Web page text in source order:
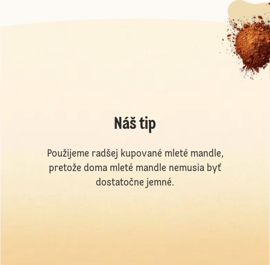
Náš tip
Použijeme radšej kupované mleté mandle,
pretože doma mleté mandle nemusia byť
dostatočne jemné.